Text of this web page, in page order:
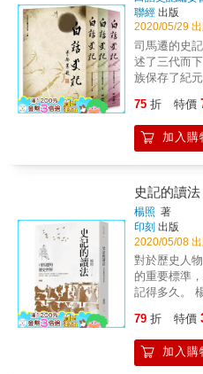
《史記》這
記》的評價
《離騷》。 & 本書所收錄的內容，就是魯迅所
說的「絕唱
精華
是純粹記述
文學性、思
族的發展史
史和奮鬥史
聯經 出版
2020/05/29
司馬遷的史
述了三代而
族保存了紀
國人要了解
其文字古質
的。尤以今
夫，將史記
話文，使兩
塞。共得一
75 折 特價
加入購
史記的讀
楊照 著
印刻 出版
2020/05/08
對於歷史人
的重要標準
記得多久。 楊照讀《史記》，永不過時的千古
年時空的普世價值 彌補天命之
本質，洞悉抉擇關鍵點 歷
實，而是事
79 折 特價
加入購